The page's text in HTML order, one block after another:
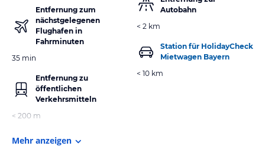
Entfernung zum
nächstgelegenen
Flughafen in
Fahrminuten
35 min
Entfernung zu
öffentlichen
Verkehrsmitteln
< 200 m
Autobahn
< 2 km
Station für HolidayCheck
Mietwagen Bayern
< 10 km
Mehr anzeigen